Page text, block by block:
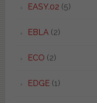
EASY.02 (5)
EBLA (2)
ECO (2)
EDGE(1)